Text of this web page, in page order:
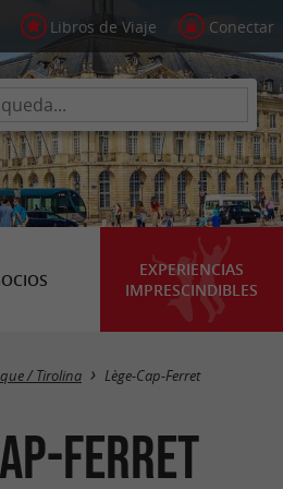
Libros de Viaje Conectar
EXPERIENCIAS
IMPRESCINDIBLES
Masquer la carte
/ Tirolina Lège-Cap-Ferret
Ferret